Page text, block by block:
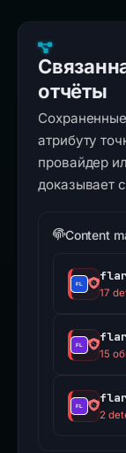
отчёты
атрибуту
провайдер
доказывает
Content
17
15
2